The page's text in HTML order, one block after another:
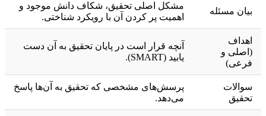
بیان مسئله
مشکل اصلی تحقیق، شکاف دانش موجود و
اهمیت پر کردن آن با رویکرد شناختی.
اهداف
(اصلی و
فرعی)
آنچه قرار است در پایان تحقیق به آن دست
یابید (SMART).
سوالات
تحقیق
پرسش‌های مشخصی که تحقیق به آن‌ها پاسخ
می‌دهد.